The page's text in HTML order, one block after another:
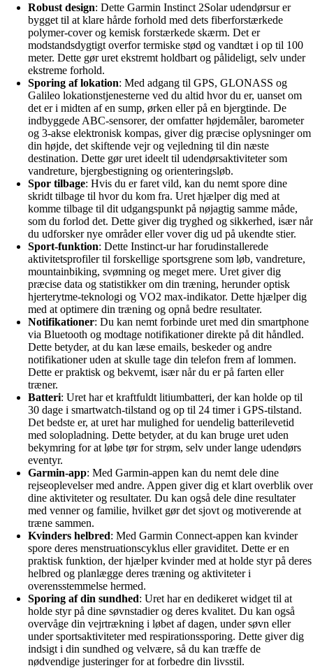
Robust design: Dette Garmin Instinct 2Solar udendørsur er
bygget til at klare hårde forhold med dets fiberforstærkede
polymer-cover og kemisk forstærkede skærm. Det er
modstandsdygtigt overfor termiske stød og vandtæt i op til 100
meter. Dette gør uret ekstremt holdbart og pålideligt, selv under
ekstreme forhold.
Sporing af lokation: Med adgang til GPS, GLONASS og
Galileo lokationstjenesterne ved du altid hvor du er, uanset om
det er i midten af en sump, ørken eller på en bjergtinde. De
indbyggede ABC-sensorer, der omfatter højdemåler, barometer
og 3-akse elektronisk kompas, giver dig præcise oplysninger om
din højde, det skiftende vejr og vejledning til din næste
destination. Dette gør uret ideelt til udendørsaktiviteter som
vandreture, bjergbestigning og orienteringsløb.
Spor tilbage: Hvis du er faret vild, kan du nemt spore dine
skridt tilbage til hvor du kom fra. Uret hjælper dig med at
komme tilbage til dit udgangspunkt på nøjagtig samme måde,
som du forlod det. Dette giver dig tryghed og sikkerhed, især når
du udforsker nye områder eller vover dig ud på ukendte stier.
Sport-funktion: Dette Instinct-ur har forudinstallerede
aktivitetsprofiler til forskellige sportsgrene som løb, vandreture,
mountainbiking, svømning og meget mere. Uret giver dig
præcise data og statistikker om din træning, herunder optisk
hjerterytme-teknologi og VO2 max-indikator. Dette hjælper dig
med at optimere din træning og opnå bedre resultater.
Notifikationer: Du kan nemt forbinde uret med din smartphone
via Bluetooth og modtage notifikationer direkte på dit håndled.
Dette betyder, at du kan læse emails, beskeder og andre
notifikationer uden at skulle tage din telefon frem af lommen.
Dette er praktisk og bekvemt, især når du er på farten eller
træner.
Batteri: Uret har et kraftfuldt litiumbatteri, der kan holde op til
30 dage i smartwatch-tilstand og op til 24 timer i GPS-tilstand.
Det bedste er, at uret har mulighed for uendelig batterilevetid
med solopladning. Dette betyder, at du kan bruge uret uden
bekymring for at løbe tør for strøm, selv under lange udendørs
eventyr.
Garmin-app: Med Garmin-appen kan du nemt dele dine
rejseoplevelser med andre. Appen giver dig et klart overblik over
dine aktiviteter og resultater. Du kan også dele dine resultater
med venner og familie, hvilket gør det sjovt og motiverende at
træne sammen.
Kvinders helbred: Med Garmin Connect-appen kan kvinder
spore deres menstruationscyklus eller graviditet. Dette er en
praktisk funktion, der hjælper kvinder med at holde styr på deres
helbred og planlægge deres træning og aktiviteter i
overensstemmelse hermed.
Sporing af din sundhed: Uret har en dedikeret widget til at
holde styr på dine søvnstadier og deres kvalitet. Du kan også
overvåge din vejrtrækning i løbet af dagen, under søvn eller
under sportsaktiviteter med respirationssporing. Dette giver dig
indsigt i din sundhed og velvære, så du kan træffe de
nødvendige justeringer for at forbedre din livsstil.